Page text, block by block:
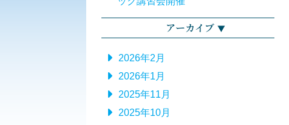
アーカイブ
2026年2月
2026年1月
2025年11月
2025年10月